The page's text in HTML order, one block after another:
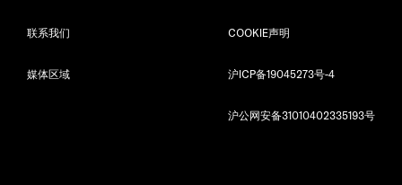
联系我们
媒体区域
COOKIE声明
沪ICP备19045273号-4
沪公网安备31010402335193号